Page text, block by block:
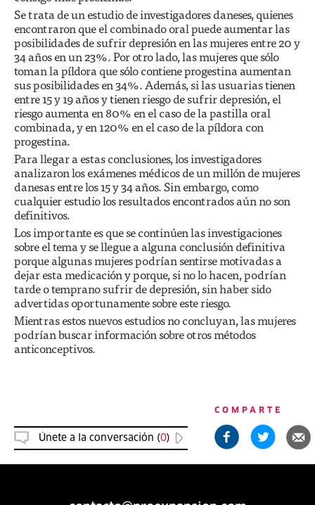
Se trata de un estudio de investigadores daneses, quienes
encontraron que el combinado oral puede aumentar las
posibilidades de sufrir depresión en las mujeres entre 20 y
34 años en un 23%. Por otro lado, las mujeres que sólo
toman la píldora que sólo contiene progestina aumentan
sus posibilidades en 34%. Además, si las usuarias tienen
entre 15 y 19 años y tienen riesgo de sufrir depresión, el
riesgo aumenta en 80% en el caso de la pastilla oral
combinada, y en 120% en el caso de la píldora con
progestina.
Para llegar a estas conclusiones, los investigadores
analizaron los exámenes médicos de un millón de mujeres
danesas entre los 15 y 34 años. Sin embargo, como
cualquier estudio los resultados encontrados aún no son
definitivos.
Los importante es que se continúen las investigaciones
sobre el tema y se llegue a alguna conclusión definitiva
porque algunas mujeres podrían sentirse motivadas a
dejar esta medicación y porque, si no lo hacen, podrían
tarde o temprano sufrir de depresión, sin haber sido
advertidas oportunamente sobre este riesgo.
Mientras estos nuevos estudios no concluyan, las mujeres
podrían buscar información sobre otros métodos
anticonceptivos.
Únete a la conversación (0)
COMPARTE